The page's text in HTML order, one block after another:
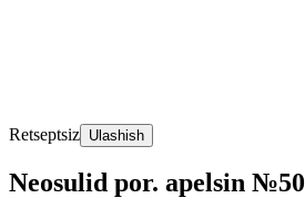
Retseptsiz Ulashish
Neosulid por. apelsin №50